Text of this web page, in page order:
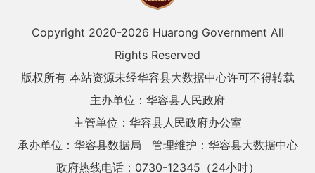
Copyright 2020-2026 Huarong Government All
Rights Reserved
版权所有 本站资源未经华容县大数据中心许可不得转载
主办单位：华容县人民政府
主管单位：华容县人民政府办公室
承办单位：华容县数据局
管理维护：华容县大数据中心
政府热线电话：0730-12345（24小时）